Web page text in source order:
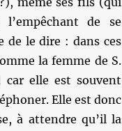
de se
de le dire : dans ces
la femme de S.
car elle est souvent
Elle est donc
à attendre qu’il la